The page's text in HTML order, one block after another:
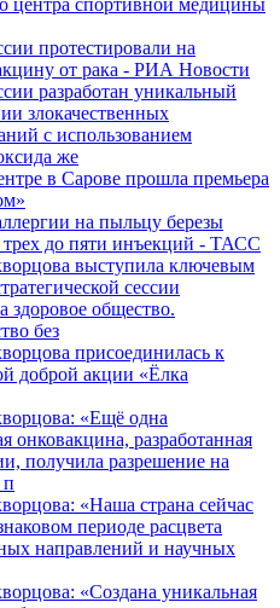
центра спортивной медицины
протестировали на
от рака - РИА Новости
разработан уникальный
злокачественных
с использованием
же
в Сарове прошла премьера
на пыльцу березы
трех до пяти инъекций - ТАСС
выступила ключевым
сессии
общество.
без
присоединилась к
доброй акции «Ёлка
«Ещё одна
онковакцина, разработанная
получила разрешение на
п
«Наша страна сейчас
периоде расцвета
направлений и научных
«Создана уникальная